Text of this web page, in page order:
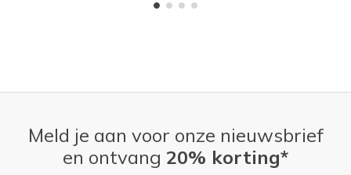
Meld je aan voor onze nieuwsbrief
en ontvang 20% korting*